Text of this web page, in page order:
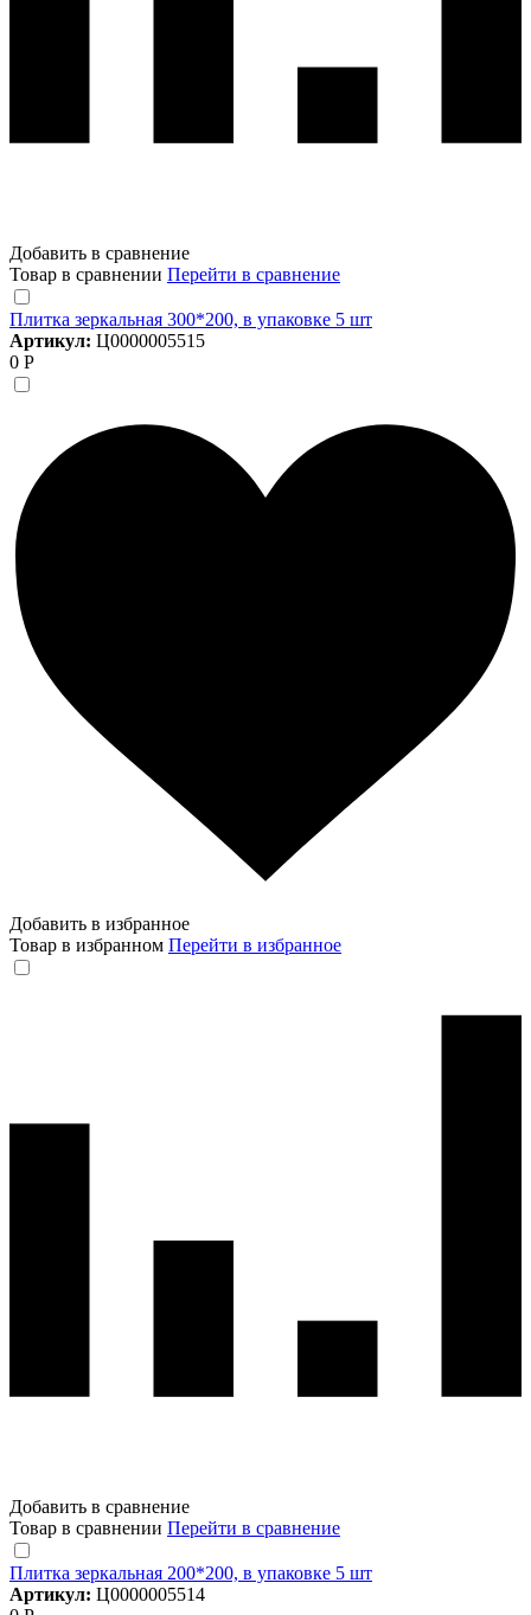
Добавить в сравнение
Товар в сравнении Перейти в сравнение
Плитка зеркальная 300*200, в упаковке 5 шт
Артикул: Ц0000005515
0 Р
Добавить в избранное
Товар в избранном Перейти в избранное
Добавить в сравнение
Товар в сравнении Перейти в сравнение
Плитка зеркальная 200*200, в упаковке 5 шт
Артикул: Ц0000005514